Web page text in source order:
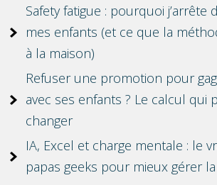
Safety fatigue : pourquoi j’arrête
mes enfants (et ce que la
à la maison)
Refuser une promotion pour
avec ses enfants ? Le calcul qui
changer
IA, Excel et charge mentale : le
papas geeks pour mieux gérer